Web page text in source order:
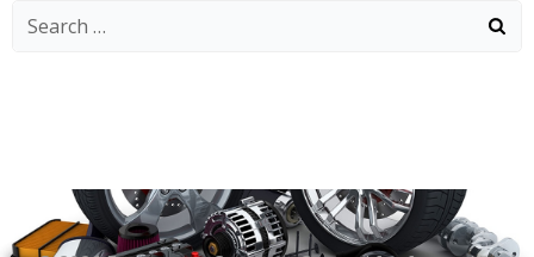
Search